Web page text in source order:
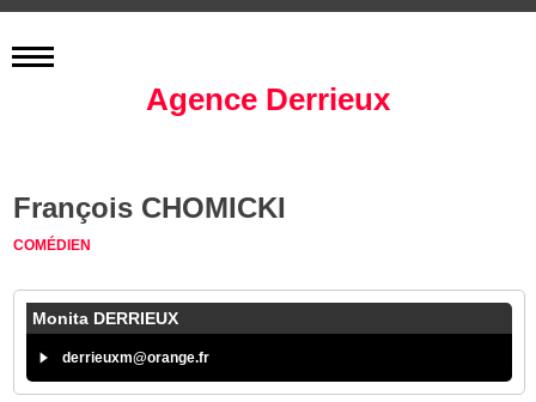
Agence Derrieux
François CHOMICKI
COMÉDIEN
Monita DERRIEUX
derrieuxm@orange.fr